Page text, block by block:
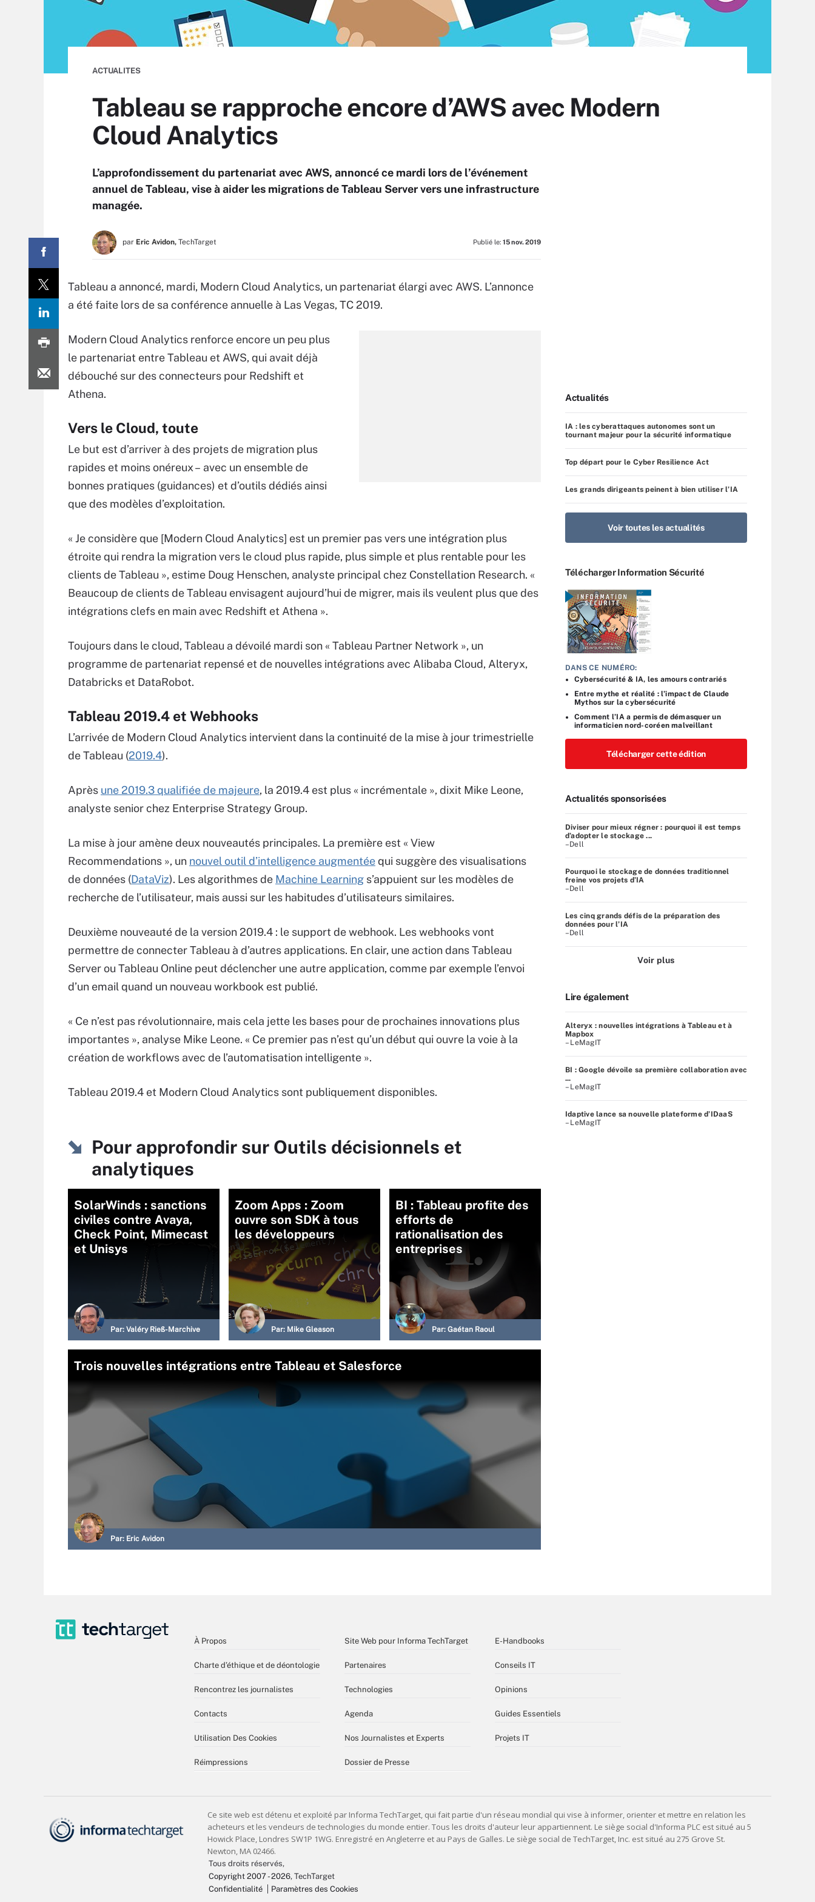
ACTUALITES
Tableau se rapproche encore d’AWS avec Modern
Cloud Analytics
L’approfondissement du partenariat avec AWS, annoncé ce mardi lors de l’événement
annuel de Tableau, vise à aider les migrations de Tableau Server vers une infrastructure
managée.
par Eric Avidon, TechTarget Publié le: 15 nov. 2019
Tableau a annoncé, mardi, Modern Cloud Analytics, un partenariat élargi avec AWS. L’annonce
a été faite lors de sa conférence annuelle à Las Vegas, TC 2019.
Modern Cloud Analytics renforce encore un peu plus
le partenariat entre Tableau et AWS, qui avait déjà
débouché sur des connecteurs pour Redshift et
Athena.
Vers le Cloud, toute
Le but est d’arriver à des projets de migration plus
rapides et moins onéreux – avec un ensemble de
bonnes pratiques (guidances) et d’outils dédiés ainsi
que des modèles d’exploitation.
« Je considère que [Modern Cloud Analytics] est un premier pas vers une intégration plus
étroite qui rendra la migration vers le cloud plus rapide, plus simple et plus rentable pour les
clients de Tableau », estime Doug Henschen, analyste principal chez Constellation Research. «
Beaucoup de clients de Tableau envisagent aujourd’hui de migrer, mais ils veulent plus que des
intégrations clefs en main avec Redshift et Athena ».
Toujours dans le cloud, Tableau a dévoilé mardi son « Tableau Partner Network », un
programme de partenariat repensé et de nouvelles intégrations avec Alibaba Cloud, Alteryx,
Databricks et DataRobot.
Tableau 2019.4 et Webhooks
L’arrivée de Modern Cloud Analytics intervient dans la continuité de la mise à jour trimestrielle
de Tableau (2019.4).
Après une 2019.3 qualifiée de majeure, la 2019.4 est plus « incrémentale », dixit Mike Leone,
analyste senior chez Enterprise Strategy Group.
La mise à jour amène deux nouveautés principales. La première est « View
Recommendations », un nouvel outil d’intelligence augmentéequi suggère des visualisations
de données (DataViz). Les algorithmes de Machine Learning s’appuient sur les modèles de
recherche de l’utilisateur, mais aussi sur les habitudes d’utilisateurs similaires.
Deuxième nouveauté de la version 2019.4 : le support de webhook. Les webhooks vont
permettre de connecter Tableau à d’autres applications. En clair, une action dans Tableau
Server ou Tableau Online peut déclencher une autre application, comme par exemple l’envoi
d’un email quand un nouveau workbook est publié.
« Ce n’est pas révolutionnaire, mais cela jette les bases pour de prochaines innovations plus
importantes », analyse Mike Leone. « Ce premier pas n’est qu’un début qui ouvre la voie à la
création de workflows avec de l’automatisation intelligente ».
Tableau 2019.4 et Modern Cloud Analytics sont publiquement disponibles.
Pour approfondir sur Outils décisionnels et
analytiques
SolarWinds : sanctions
civiles contre Avaya,
Check Point, Mimecast
et Unisys
Par: Valéry Rieß-Marchive
Zoom Apps : Zoom
ouvre son SDK à tous
les développeurs
Par: Mike Gleason
BI : Tableau profite des
efforts de
rationalisation des
entreprises
Par: Gaétan Raoul
Trois nouvelles intégrations entre Tableau et Salesforce
Par: Eric Avidon
Actualités
IA : les cyberattaques autonomes sont un
tournant majeur pour la sécurité informatique
Top départ pour le Cyber Resilience Act
Les grands dirigeants peinent à bien utiliser l’IA
Voir toutes les actualités
Télécharger Information Sécurité
DANS CE NUMÉRO:
Cybersécurité & IA, les amours contrariés
Entre mythe et réalité : l’impact de Claude
Mythos sur la cybersécurité
Comment l’IA a permis de démasquer un
informaticien nord-coréen malveillant
Télécharger cette édition
Actualités sponsorisées
Diviser pour mieux régner : pourquoi il est temps
d’adopter le stockage ...
–Dell
Pourquoi le stockage de données traditionnel
freine vos projets d’IA
–Dell
Les cinq grands défis de la préparation des
données pour l’IA
–Dell
Voir plus
Lire également
Alteryx : nouvelles intégrations à Tableau et à
Mapbox
– LeMagIT
BI : Google dévoile sa première collaboration avec
...
– LeMagIT
Idaptive lance sa nouvelle plateforme d’IDaaS
– LeMagIT
À Propos
Charte d’éthique et de déontologie
Rencontrez les journalistes
Contacts
Utilisation Des Cookies
Réimpressions
Site Web pour Informa TechTarget
Partenaires
Technologies
Agenda
Nos Journalistes et Experts
Dossier de Presse
E-Handbooks
Conseils IT
Opinions
Guides Essentiels
Projets IT
Tous droits réservés,
Copyright 2007 - 2026, TechTarget
Confidentialité
Paramètres des Cookies